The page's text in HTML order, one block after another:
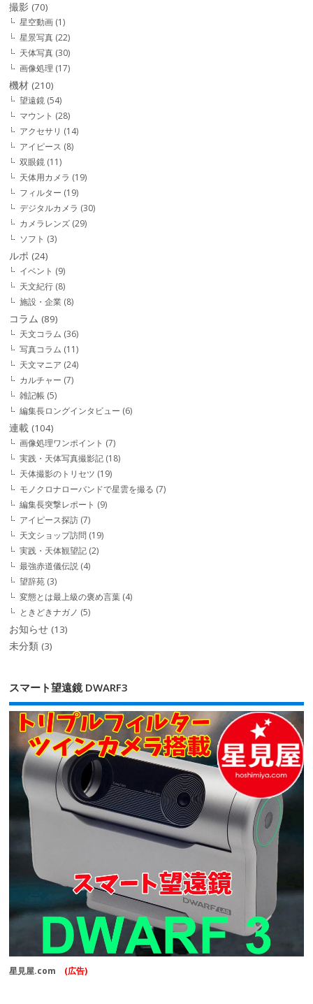
撮影 (70)
星空動画 (1)
星景写真 (22)
天体写真 (30)
画像処理 (17)
機材 (210)
望遠鏡 (54)
マウント (28)
アクセサリ (14)
アイピース (8)
双眼鏡 (11)
天体用カメラ (19)
フィルター (19)
デジタルカメラ (30)
カメラレンズ (29)
ソフト (3)
ルポ (24)
イベント (9)
天文紀行 (8)
施設・企業 (8)
コラム (89)
天文コラム (36)
写真コラム (11)
天文マニア (24)
カルチャー (7)
雑記帳 (5)
編集長ロングインタビュー (6)
連載 (104)
画像処理ワンポイント (7)
実践・天体写真撮影記 (18)
天体撮影のトリセツ (19)
モノクロナローバンドで星雲を撮る (7)
編集長突撃レポート (9)
アイピース探訪 (7)
天文ショップ訪問 (19)
実践・天体観望記 (2)
最強赤道儀伝説 (4)
望辞苑 (3)
変態とは最上級の褒め言葉 (4)
ときどきナガノ (5)
お知らせ (13)
未分類 (3)
スマート望遠鏡 DWARF3
星見屋.com (広告)